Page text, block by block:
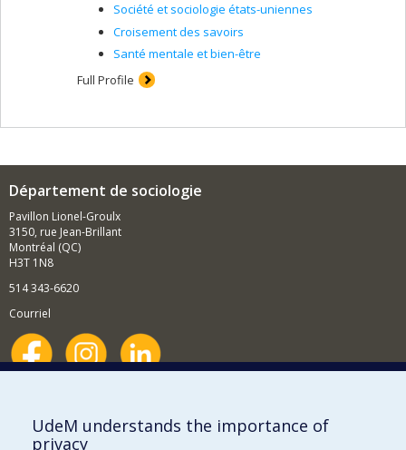
Société et sociologie états-uniennes
Croisement des savoirs
Santé mentale et bien-être
Full Profile
Département de sociologie
Pavillon Lionel-Groulx
3150, rue Jean-Brillant
Montréal (QC)
H3T 1N8
514 343-6620
Courriel
Comment soutenir le Département?
UdeM understands the importance of
privacy